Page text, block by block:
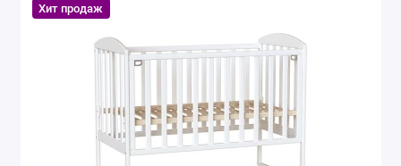
Хит продаж